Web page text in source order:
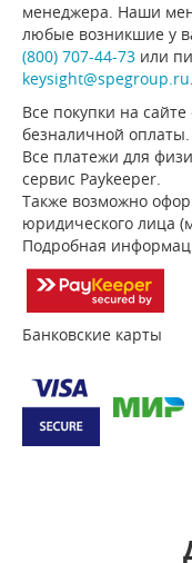
менеджера. Наши
любые возникшие у
(800) 707-44-73 или
keysight@spegroup.ru
Все покупки на
безналичной оплаты.
Все платежи для
сервис Paykeeper.
Также возможно
юридического лица
Подробная
Банковские карты